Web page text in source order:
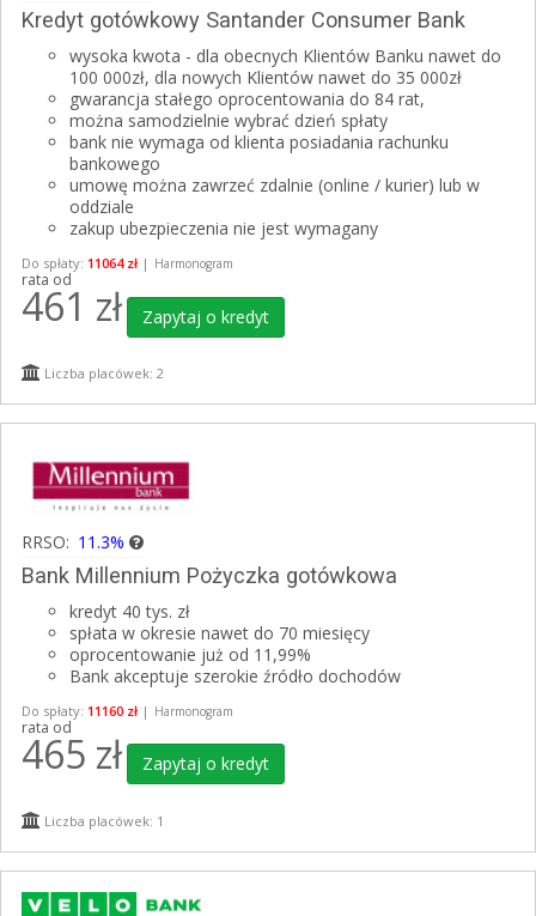
Kredyt gotówkowy Santander Consumer Bank
wysoka kwota - dla obecnych Klientów Banku nawet do
100 000zł, dla nowych Klientów nawet do 35 000zł
gwarancja stałego oprocentowania do 84 rat,
można samodzielnie wybrać dzień spłaty
bank nie wymaga od klienta posiadania rachunku
bankowego
umowę można zawrzeć zdalnie (online / kurier) lub w
oddziale
zakup ubezpieczenia nie jest wymagany
Do spłaty: 11064 zł | Harmonogram
rata od
461 zł Zapytaj o kredyt
Liczba placówek: 2
RRSO: 11.3%
Bank Millennium Pożyczka gotówkowa
kredyt 40 tys. zł
spłata w okresie nawet do 70 miesięcy
oprocentowanie już od 11,99%
Bank akceptuje szerokie źródło dochodów
Do spłaty: 11160 zł | Harmonogram
rata od
465 zł Zapytaj o kredyt
Liczba placówek: 1